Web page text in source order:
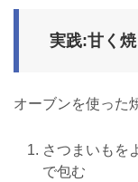
実践:甘く
オーブンを使った
さつまいもを
で包む